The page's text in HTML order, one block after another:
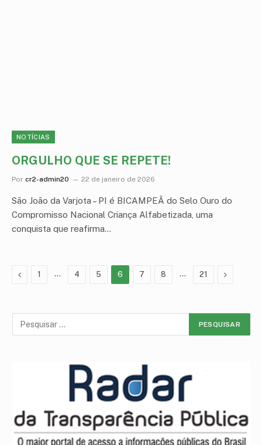
NOTÍCIAS
ORGULHO QUE SE REPETE!
Por cr2-admin20 22 de janeiro de 2026
São João da Varjota – PI é BICAMPEÃ do Selo Ouro do
Compromisso Nacional Criança Alfabetizada, uma
conquista que reafirma…
Anterior
1 … 4 5 6 7 8 … 21 Proximo